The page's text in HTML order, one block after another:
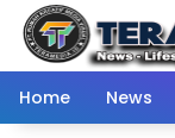
Skip
content
Home
News